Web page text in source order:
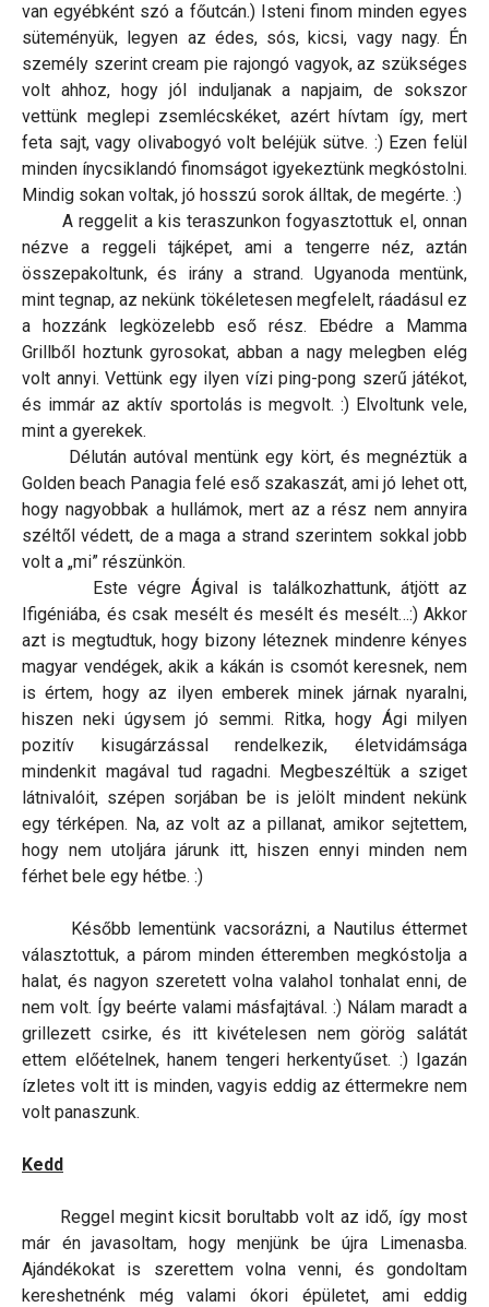
van egyébként szó a főutcán.) Isteni finom minden egyes
süteményük, legyen az édes, sós, kicsi, vagy nagy. Én
személy szerint cream pie rajongó vagyok, az szükséges
volt ahhoz, hogy jól induljanak a napjaim, de sokszor
vettünk meglepi zsemlécskéket, azért hívtam így, mert
feta sajt, vagy olivabogyó volt beléjük sütve. :) Ezen felül
minden ínycsiklandó finomságot igyekeztünk megkóstolni.
Mindig sokan voltak, jó hosszú sorok álltak, de megérte. :)
A reggelit a kis teraszunkon fogyasztottuk el, onnan
nézve a reggeli tájképet, ami a tengerre néz, aztán
összepakoltunk, és irány a strand. Ugyanoda mentünk,
mint tegnap, az nekünk tökéletesen megfelelt, ráadásul ez
a hozzánk legközelebb eső rész. Ebédre a Mamma
Grillből hoztunk gyrosokat, abban a nagy melegben elég
volt annyi. Vettünk egy ilyen vízi ping-pong szerű játékot,
és immár az aktív sportolás is megvolt. :) Elvoltunk vele,
mint a gyerekek.
Délután autóval mentünk egy kört, és megnéztük a
Golden beach Panagia felé eső szakaszát, ami jó lehet ott,
hogy nagyobbak a hullámok, mert az a rész nem annyira
széltől védett, de a maga a strand szerintem sokkal jobb
volt a „mi” részünkön.
Este végre Ágival is találkozhattunk, átjött az
Ifigéniába, és csak mesélt és mesélt és mesélt…:) Akkor
azt is megtudtuk, hogy bizony léteznek mindenre kényes
magyar vendégek, akik a kákán is csomót keresnek, nem
is értem, hogy az ilyen emberek minek járnak nyaralni,
hiszen neki úgysem jó semmi. Ritka, hogy Ági milyen
pozitív kisugárzással rendelkezik, életvidámsága
mindenkit magával tud ragadni. Megbeszéltük a sziget
látnivalóit, szépen sorjában be is jelölt mindent nekünk
egy térképen. Na, az volt az a pillanat, amikor sejtettem,
hogy nem utoljára járunk itt, hiszen ennyi minden nem
férhet bele egy hétbe. :)
Később lementünk vacsorázni, a Nautilus éttermet
választottuk, a párom minden étteremben megkóstolja a
halat, és nagyon szeretett volna valahol tonhalat enni, de
nem volt. Így beérte valami másfajtával. :) Nálam maradt a
grillezett csirke, és itt kivételesen nem görög salátát
ettem előételnek, hanem tengeri herkentyűset. :) Igazán
ízletes volt itt is minden, vagyis eddig az éttermekre nem
volt panaszunk.
Kedd
Reggel megint kicsit borultabb volt az idő, így most
már én javasoltam, hogy menjünk be újra Limenasba.
Ajándékokat is szerettem volna venni, és gondoltam
kereshetnénk még valami ókori épületet, ami eddig